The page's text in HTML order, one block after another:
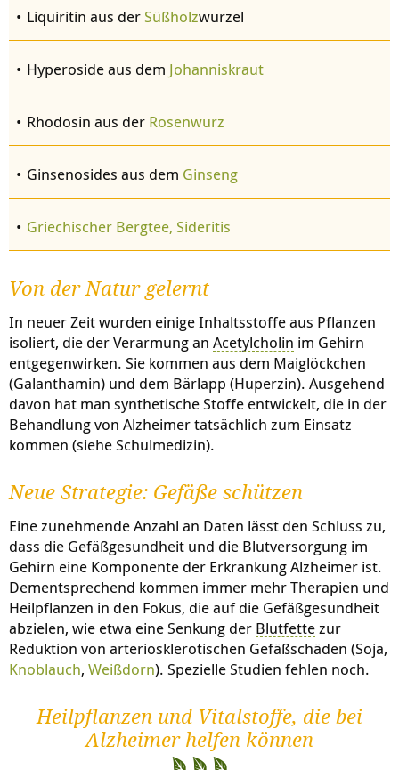
Liquiritin aus derSüßholzwurzel
Hyperoside aus dem Johanniskraut
Rhodosin aus der Rosenwurz
Ginsenosides aus dem Ginseng
Griechischer Bergtee, Sideritis
Von der Natur gelernt
In neuer Zeit wurden einige Inhaltsstoffe aus Pflanzen
isoliert, die der Verarmung an Acetylcholin im Gehirn
entgegenwirken. Sie kommen aus dem Maiglöckchen
(Galanthamin) und dem Bärlapp (Huperzin). Ausgehend
davon hat man synthetische Stoffe entwickelt, die in der
Behandlung von Alzheimer tatsächlich zum Einsatz
kommen (siehe Schulmedizin).
Neue Strategie: Gefäße schützen
Eine zunehmende Anzahl an Daten lässt den Schluss zu,
dass die Gefäßgesundheit und die Blutversorgung im
Gehirn eine Komponente der Erkrankung Alzheimer ist.
Dementsprechend kommen immer mehr Therapien und
Heilpflanzen in den Fokus, die auf die Gefäßgesundheit
abzielen, wie etwa eine Senkung der Blutfettezur
Reduktion von arteriosklerotischen Gefäßschäden (Soja,
Knoblauch, Weißdorn). Spezielle Studien fehlen noch.
Heilpflanzen und Vitalstoffe, die bei
Alzheimer helfen können